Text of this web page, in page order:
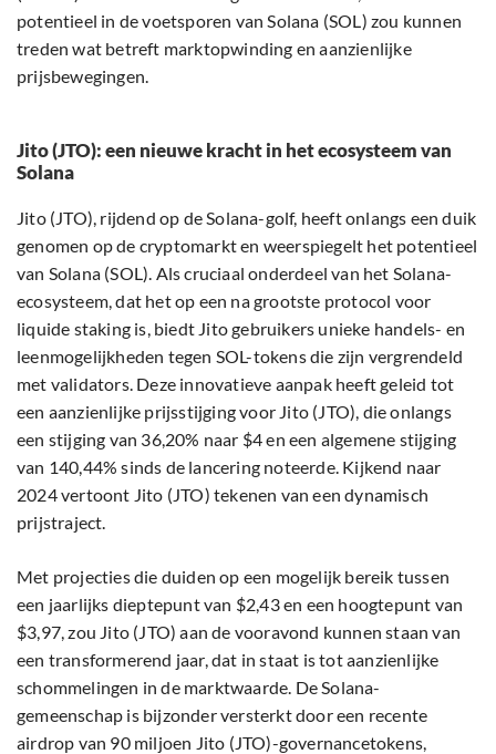
potentieel in de voetsporen van Solana (SOL) zou kunnen
treden wat betreft marktopwinding en aanzienlijke
prijsbewegingen.
Jito (JTO): een nieuwe kracht in het ecosysteem van
Solana
Jito (JTO), rijdend op de Solana-golf, heeft onlangs een duik
genomen op de cryptomarkt en weerspiegelt het potentieel
van Solana (SOL). Als cruciaal onderdeel van het Solana-
ecosysteem, dat het op een na grootste protocol voor
liquide staking is, biedt Jito gebruikers unieke handels- en
leenmogelijkheden tegen SOL-tokens die zijn vergrendeld
met validators. Deze innovatieve aanpak heeft geleid tot
een aanzienlijke prijsstijging voor Jito (JTO), die onlangs
een stijging van 36,20% naar $4 en een algemene stijging
van 140,44% sinds de lancering noteerde. Kijkend naar
2024 vertoont Jito (JTO) tekenen van een dynamisch
prijstraject.
Met projecties die duiden op een mogelijk bereik tussen
een jaarlijks dieptepunt van $2,43 en een hoogtepunt van
$3,97, zou Jito (JTO) aan de vooravond kunnen staan van
een transformerend jaar, dat in staat is tot aanzienlijke
schommelingen in de marktwaarde. De Solana-
gemeenschap is bijzonder versterkt door een recente
airdrop van 90 miljoen Jito (JTO)-governancetokens,